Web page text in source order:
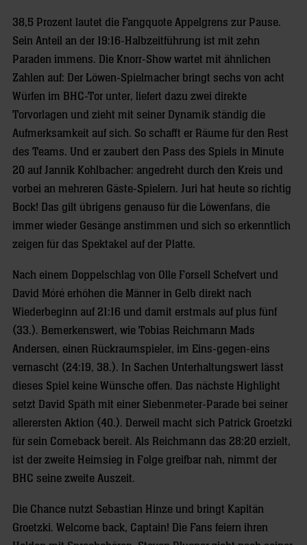
38,5 Prozent lautet die Fangquote Appelgrens zur Pause.
Sein Anteil an der 19:16-Halbzeitführung ist mit zehn
Paraden immens. Die Knorr-Show wartet mit ähnlichen
Zahlen auf: Der Löwen-Spielmacher bringt sechs von acht
Würfen im BHC-Tor unter, liefert dazu zwei direkte
Torvorlagen und zieht mit seiner Dynamik ständig die
Aufmerksamkeit auf sich. So schafft er Räume für den Rest
des Teams. Und er zaubert den Pass des Spiels in Minute
20 auf Jannik Kohlbacher: angedreht durch den Kreis und
vorbei an mehreren Gäste-Spielern. Juri hat heute so richtig
Bock! Das gilt übrigens genauso für die Löwenfans, die
immer wieder Gesänge anstimmen und sich so erkenntlich
zeigen für das Spektakel auf der Platte.
Nach einem Doppelschlag von Olle Forsell Schefvert und
David Móré erhöhen die Männer in Gelb direkt nach
Wiederbeginn auf 21:16 und damit erstmals auf plus fünf
(33.). Bemerkenswert, wie Tobias Reichmann Mads
Andersen, einen Rückraumspieler, im Eins-gegen-eins
vernascht (24:19, 38.). In Sachen Unterhaltungswert lässt
dieses Spiel keine Wünsche offen. Das nächste Highlight
setzt David Späth mit einer Siebenmeter-Parade bei seiner
allerersten Aktion (40.). Derweil macht sich Patrick Groetzki
für sein Comeback bereit. Als Reichmann das 28:20 erzielt,
ist der zweite Heimsieg in Folge greifbar nah, nimmt der
BHC seine zweite Auszeit.
Die Chance nutzt Sebastian Hinze und bringt Kapitän
Groetzki. Welcome back, Captain! Die Fans feiern ihren